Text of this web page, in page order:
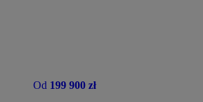
Od 199 900 zł